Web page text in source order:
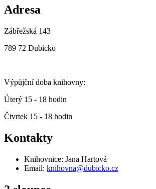
Adresa
Zábřežská 143
789 72 Dubicko
Výpůjční doba knihovny:
Úterý 15 - 18 hodin
Čtvrtek 15 - 18 hodin
Kontakty
Knihovnice: Jana Hartová
Email: knihovna@dubicko.cz